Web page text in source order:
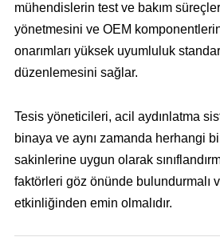
mühendislerin test ve bakım
yönetmesini ve OEM
onarımları yüksek uyumluluk
düzenlemesini sağlar.
Tesis yöneticileri, acil aydınlatma
binaya ve aynı zamanda herhangi
sakinlerine uygun olarak
faktörleri göz önünde bulundurmalı
etkinliğinden emin olmalıdır.